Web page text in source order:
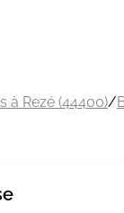
à Rezé (44400)/